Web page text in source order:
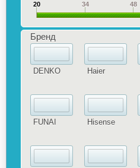
20 34 48
Бренд
DENKO
FUNAI
Haier
Hisense